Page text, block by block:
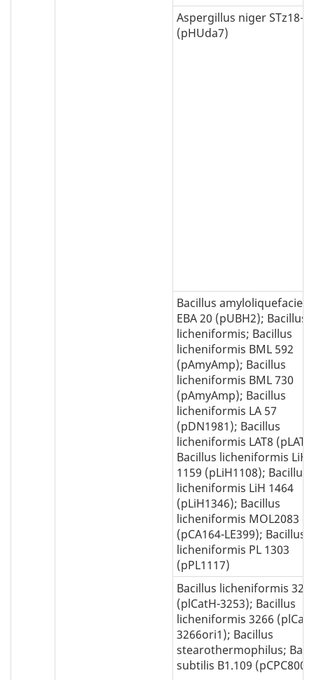
Aspergillus niger STz18-9
(pHUda7)
Bacillus
EBA 20 (pUBH2); Bacillus
licheniformis; Bacillus
licheniformis BML 592
(pAmyAmp); Bacillus
licheniformis BML 730
(pAmyAmp); Bacillus
licheniformis LA 57
(pDN1981); Bacillus
licheniformis LAT8
Bacillus licheniformis LiH
1159 (pLiH1108); Bacillus
licheniformis LiH 1464
(pLiH1346); Bacillus
licheniformis MOL2083
(pCA164-LE399); Bacillus
licheniformis PL 1303
(pPL1117)
Bacillus licheniformis
(plCatH-3253); Bacillus
licheniformis 3266
3266ori1); Bacillus
stearothermophilus;
subtilis B1.109 (pCPC800)